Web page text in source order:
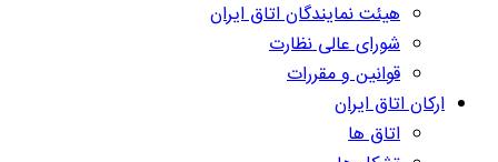
هیئت نمایندگان اتاق ایران
شورای عالی نظارت
قوانین و مقررات
ارکان اتاق ایران
اتاق ها